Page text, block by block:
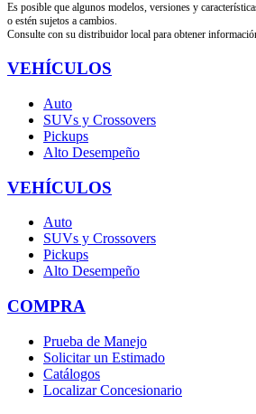
Es posible que algunos modelos, versiones y
o estén sujetos a cambios.
Consulte con su distribuidor local para obtener
VEHÍCULOS
Auto
SUVs y Crossovers
Pickups
Alto Desempeño
VEHÍCULOS
Auto
SUVs y Crossovers
Pickups
Alto Desempeño
COMPRA
Prueba de Manejo
Solicitar un Estimado
Catálogos
Localizar Concesionario